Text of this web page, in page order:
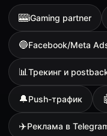
🎰iGaming partner
🔵Facebook/Meta
📊Трекинг и
🔔Push-трафик
✈️Реклама в